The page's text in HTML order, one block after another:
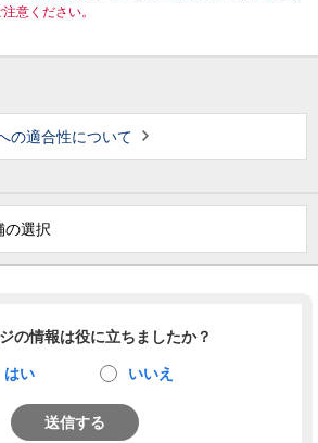
意ください。
の適合性について
の選択
の情報は役に立ちましたか？
はい いいえ
送信する